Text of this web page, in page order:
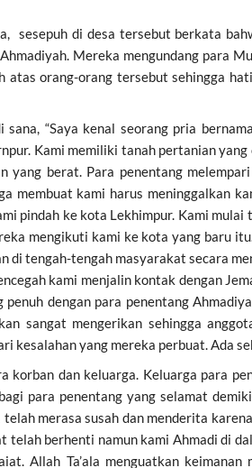
sesepuh di desa tersebut berkata
Mereka mengundang para
atas orang-orang tersebut sehingga
“Saya kenal seorang pria
Kami memiliki tanah pertanian
yang berat. Para penentang
membuat kami harus meninggalkan
pindah ke kota Lekhimpur. Kami
mengikuti kami ke kota yang baru
tengah-tengah masyarakat secara
kami menjalin kontak dengan
dengan para penentang
sangat mengerikan sehingga
kesalahan yang mereka perbuat. Ada
dan keluarga. Keluarga para
para penentang yang selamat
merasa susah dan menderita
berhenti namun kami Ahmadi di
Allah Ta’ala menguatkan